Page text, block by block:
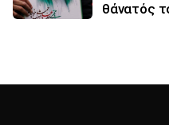
θάνατός